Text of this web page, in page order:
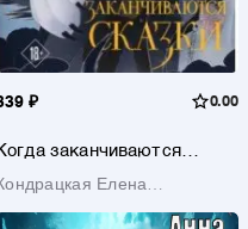
₽ 0.00
заканчиваются
Елена